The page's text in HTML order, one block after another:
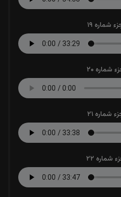
شماره 19
شماره 20
شماره 21
22